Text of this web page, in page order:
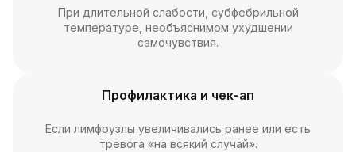
При длительной слабости, субфебрильной
температуре, необъяснимом ухудшении
самочувствия.
Профилактика и чек-ап
Если лимфоузлы увеличивались ранее или есть
тревога «на всякий случай».